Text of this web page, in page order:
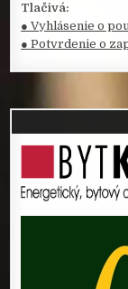
Tlačivá:
● Vyhlásenie o
● Potvrdenie o